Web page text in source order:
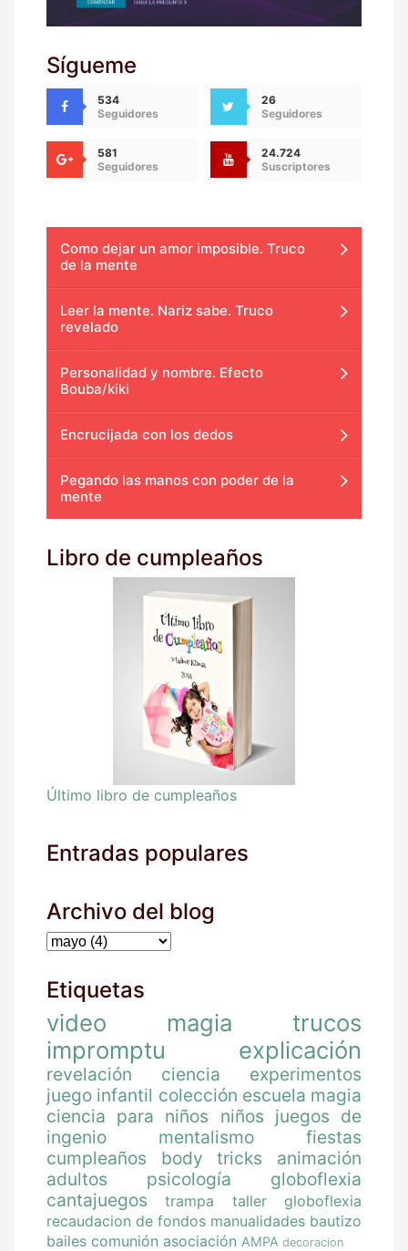
Sígueme
534
Seguidores
26
Seguidores
581
Seguidores
24.724
Suscriptores
Como dejar un amor imposible. Truco
de la mente
Leer la mente. Nariz sabe. Truco
revelado
Personalidad y nombre. Efecto
Bouba/kiki
Encrucijada con los dedos
Pegando las manos con poder de la
mente
Libro de cumpleaños
Último libro de cumpleaños
Entradas populares
Archivo del blog
Etiquetas
video magia
trucos
impromptu
explicación
revelación ciencia
experimentos
juego infantil colección escuela magia
ciencia para niños
niños juegos de
ingenio
mentalismo
fiestas
cumpleaños
body tricks
animación
adultos
psicología
globoflexia
cantajuegos
trampa
taller globoflexia
recaudacion de fondos manualidades bautizo
bailes comunión asociación AMPA decoracion